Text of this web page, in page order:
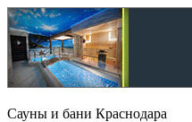
Сауны и бани Краснодара